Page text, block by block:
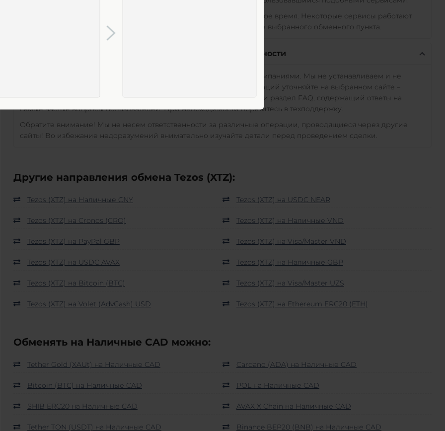
в любое время. Некоторые сервисы работают
круглосуточно. Сроки исполнения заявок можно уточнить на сайте выбранного обменного пункта.
Уведомление пользователей о персональной ответственности
Обменники, сотрудничающие с нами, являются независимыми компаниями. Мы не устанавливаем и не
регулируем условия обмена валют. Все детали финансовых операций уточняйте на выбранном сайте –
обычно для клиентов предусмотрена специальная инструкция или раздел FAQ, содержащий ответы на
самые частые вопросы пользователей. При необходимости обратитесь в техподдержку.
Обратите внимание! Мы не несем ответственности за различные операции, проводящиеся через другие
сайты! Во избежание недоразумений внимательно изучайте детали перед проведением сделки.
Другие направления обмена Tezos (XTZ):
Tezos (XTZ) на Наличные CNY Tezos (XTZ) на USDC NEAR
Tezos (XTZ) на Cronos (CRO) Tezos (XTZ) на Наличные VND
Tezos (XTZ) на PayPal GBP Tezos (XTZ) на Visa/Master VND
Tezos (XTZ) на USDC AVAX Tezos (XTZ) на Наличные GBP
Tezos (XTZ) на Bitcoin (BTC) Tezos (XTZ) на Visa/Master UZS
Tezos (XTZ) на Volet (AdvCash) USD Tezos (XTZ) на Ethereum ERC20 (ETH)
Обменять на Наличные CAD можно:
Tether Gold (XAUt) на Наличные CAD Cardano (ADA) на Наличные CAD
Bitcoin (BTC) на Наличные CAD POL на Наличные CAD
SHIB ERC20 на Наличные CAD AVAX X Chain на Наличные CAD
Tether TON (USDT) на Наличные CAD Binance BEP20 (BNB) на Наличные CAD